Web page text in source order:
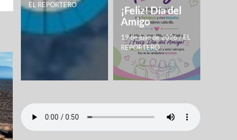
EL REPORTERO
¡Feliz! Día del
Amigo
19 de julio de 2026/EL
REPORTERO